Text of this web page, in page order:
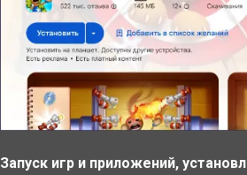
Запуск игр и приложений,